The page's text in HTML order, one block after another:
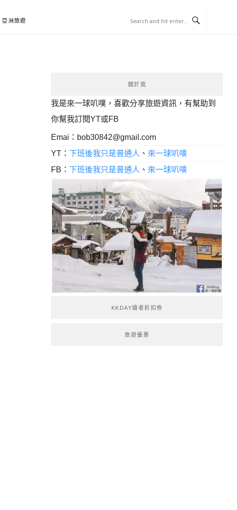
亞洲旅遊
關於我
我是來一球叭噗，喜歡分享旅遊資訊，有幫助到
你幫我訂閱YT或FB
Emai： bob30842@gmail.com
YT：下班後我只是普通人 、 來一球叭噗
FB：下班後我只是普通人 、 來一球叭噗
KKDAY讀者折扣券
旅遊優惠